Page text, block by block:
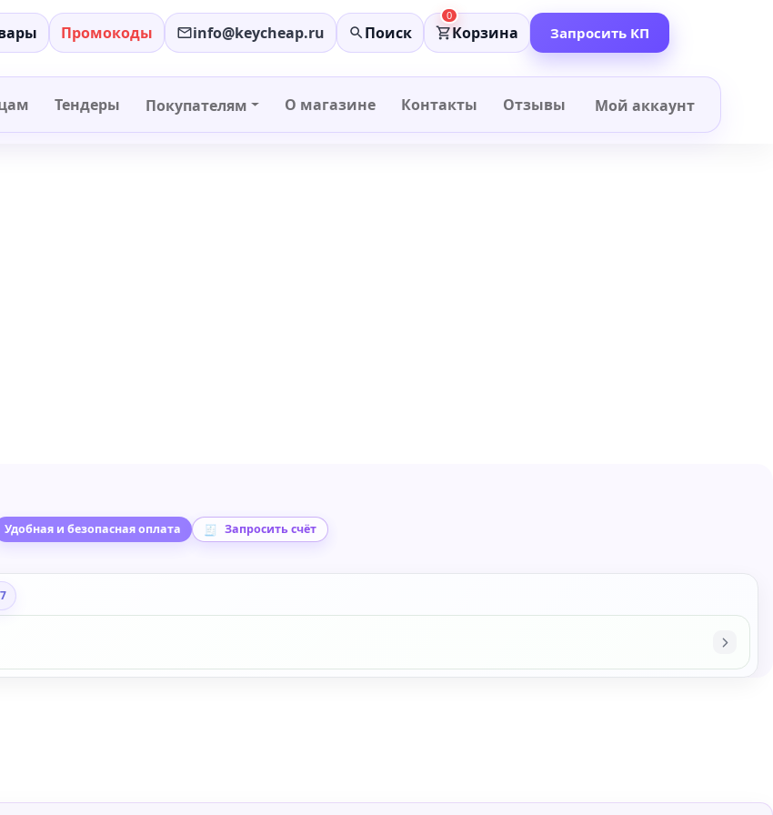
Промокоды info@keycheap.ru Поиск
0
Корзина Запросить КП
Тендеры Покупателям О магазине Контакты Отзывы Мой аккаунт
Удобная и безопасная оплата Запросить счёт
− +